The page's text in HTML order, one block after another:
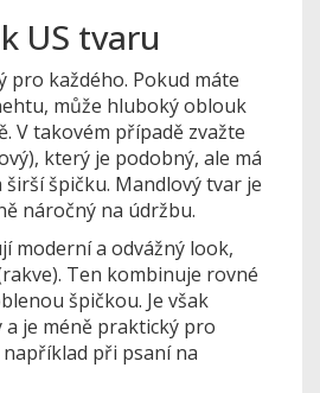
US tvaru
pro každého. Pokud máte
může hluboký oblouk
V takovém případě zvažte
, který je podobný, ale má
špičku. Mandlový tvar je
náročný na údržbu.
moderní a odvážný look,
. Ten kombinuje rovné
špičkou. Je však
a je méně praktický pro
při psaní na